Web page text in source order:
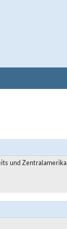
und Zentralamerika